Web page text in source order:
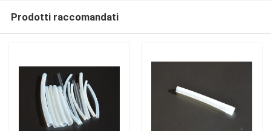
Prodotti raccomandati